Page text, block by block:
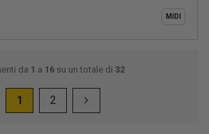
MIDI
da 1 a 16su un totale di 32
1 2